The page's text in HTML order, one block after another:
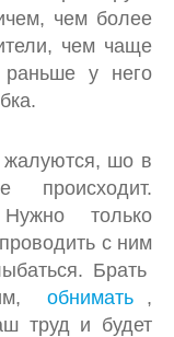
чем более
чем чаще
у него
шо в
только
с ним
Брать
обнимать ,
труд и будет